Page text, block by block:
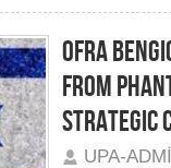
OFRA
FROM
STRATEGIC
UPA-